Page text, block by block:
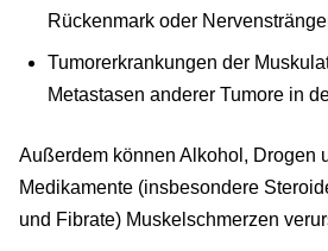
Rückenmark oder
Tumorerkrankungen der
Metastasen anderer Tumore in
Außerdem können Alkohol, Drogen
Medikamente (insbesondere
und Fibrate) Muskelschmerzen